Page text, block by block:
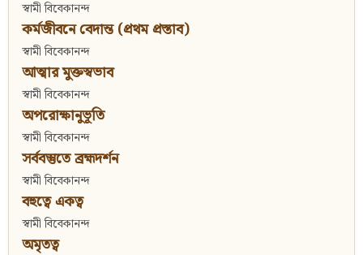
স্বামী বিবেকানন্দ
কর্মজীবনে বেদান্ত (প্রথম প্রস্তাব)
স্বামী বিবেকানন্দ
আত্মার মুক্তস্বভাব
স্বামী বিবেকানন্দ
অপরোক্ষানুভূতি
স্বামী বিবেকানন্দ
সর্ববস্তুতে ব্রহ্মদর্শন
স্বামী বিবেকানন্দ
বহুত্বে একত্ব
স্বামী বিবেকানন্দ
অমৃতত্ব